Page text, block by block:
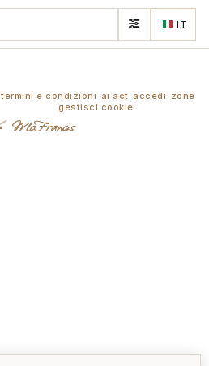
IT
McFrancis
termini e condizioni ai act accedi zone
gestisci cookie